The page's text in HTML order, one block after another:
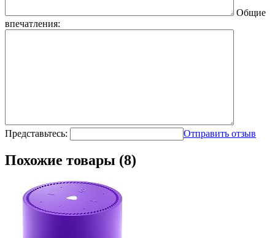
Общие
впечатления:
Представьтесь: Отправить отзыв
Похожие товары (8)